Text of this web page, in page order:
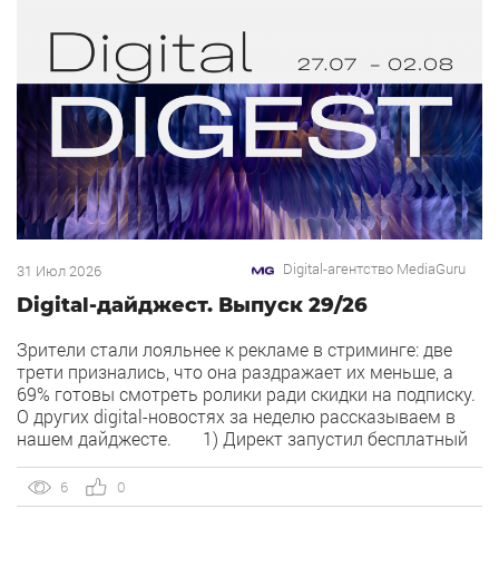
31 Июл 2026 Digital-агентство MediaGuru
Digital-дайджест. Выпуск 29/26
Зрители стали лояльнее к рекламе в стриминге: две
трети признались, что она раздражает их меньше, а
69% готовы смотреть ролики ради скидки на подписку.
О других digital-новостях за неделю рассказываем в
нашем дайджесте. 1) Директ запустил бесплатный
встроенный динамический коллтрекинг — без доплат и
интеграций со сторонними сервисами. […]
6 0